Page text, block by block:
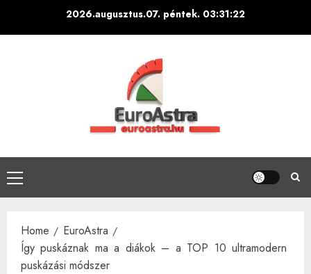
2026.augusztus.07. péntek. 03:31:23
Primary
Menu
Home
EuroAstra
Így puskáznak ma a diákok – a TOP 10 ultramodern
puskázási módszer